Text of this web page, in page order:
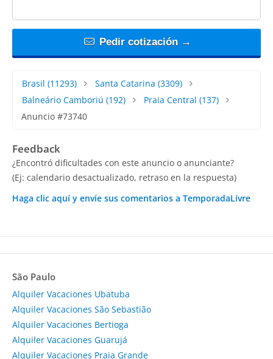
Pedir cotización →
Brasil (11293) Santa Catarina (3309)
Balneário Camboriú (192) Praia Central (137)
Anuncio #73740
Feedback
¿Encontró dificultades con este anuncio o anunciante?
(Ej: calendario desactualizado, retraso en la respuesta)
Haga clic aquí y envíe sus comentarios a TemporadaLivre
São Paulo
Alquiler Vacaciones Ubatuba
Alquiler Vacaciones São Sebastião
Alquiler Vacaciones Bertioga
Alquiler Vacaciones Guarujá
Alquiler Vacaciones Praia Grande